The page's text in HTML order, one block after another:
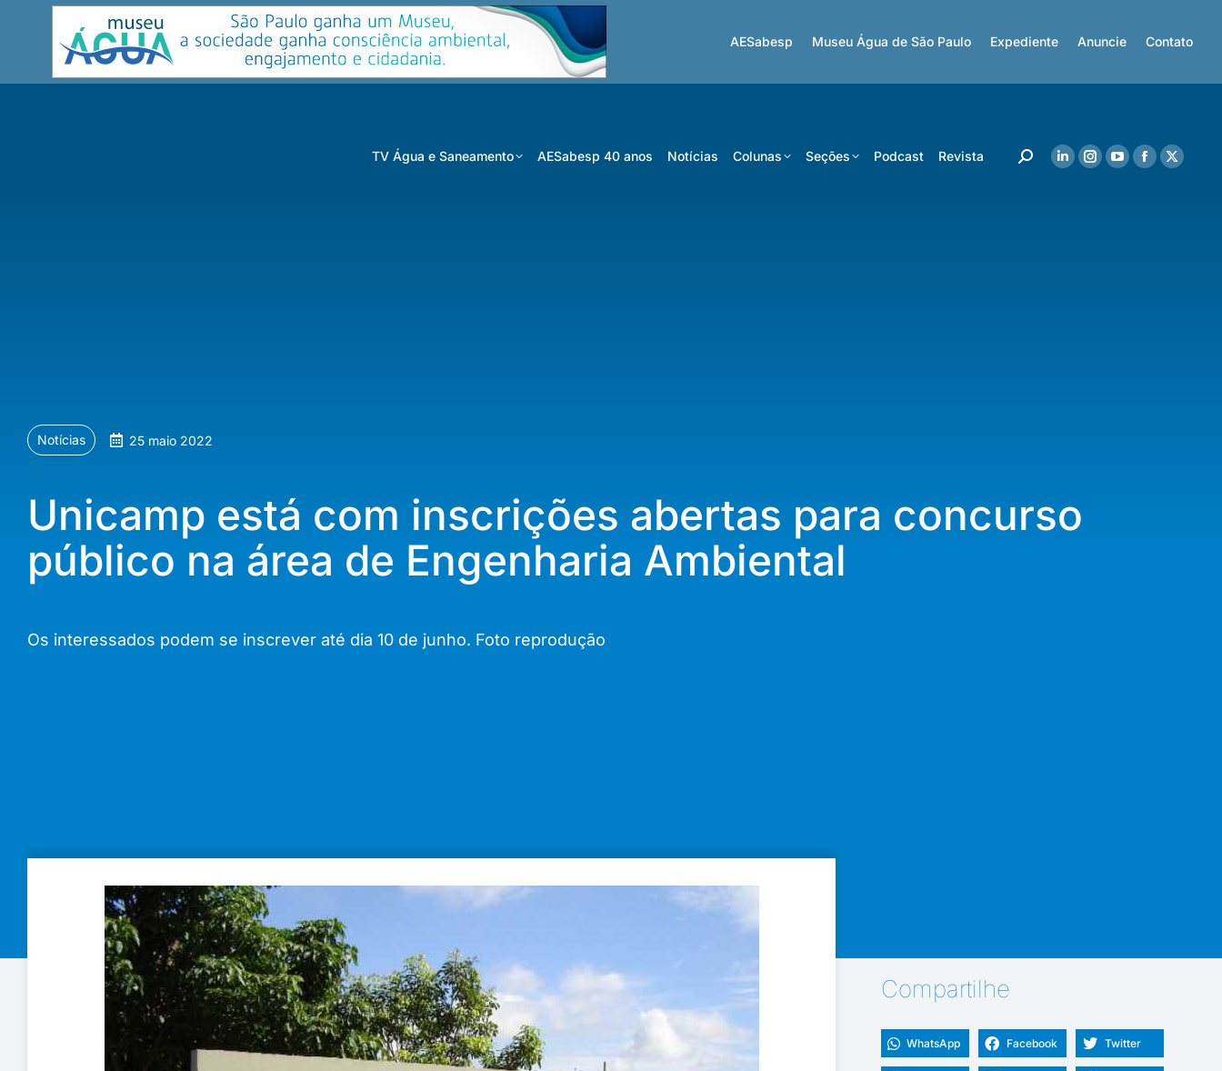
AESabesp Museu Água de São Paulo Expediente Anuncie Contato
TV Água e Saneamento AESabesp 40 anos Notícias Colunas Seções Podcast Revista
Notícias 25 maio 2022
Unicamp está com inscrições abertas para concurso
público na área de Engenharia Ambiental
Os interessados podem se inscrever até dia 10 de junho. Foto reprodução
Compartilhe
WhatsApp Facebook Twitter